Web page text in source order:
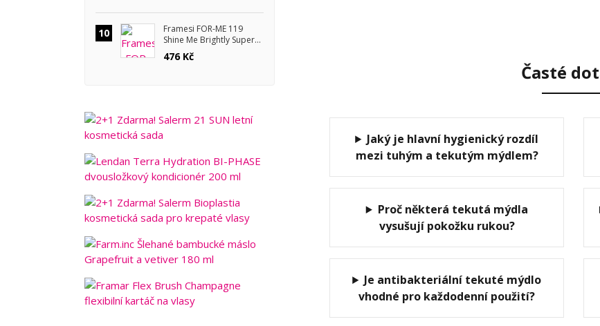
Časté
Jaký je hlavní hygienický rozdíl
mezi tuhým a tekutým mýdlem?
Proč některá tekutá mýdla
vysušují pokožku rukou?
Je antibakteriální tekuté mýdlo
vhodné pro každodenní použití?
10
Framesi FOR-ME 119
Shine Me Brightly Super
Coat pro zrcadlový lesk
476 Kč